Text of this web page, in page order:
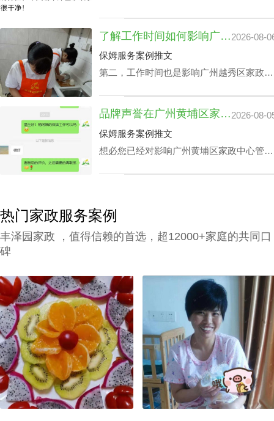
衣、准备饭菜、洗碗等家庭杂务，还可以抚
恤老人及家长接送，让志存高远的人专心致
志工作，那越秀区家政中心住家报价该如何
了解工作时间如何影响广州越秀区家政中心查询电话价格表及服务质量2026-08-
保姆服务案例推文
第二，工作时间也是影响广州越秀区家政中
整工作时间表，聘请的家政保洁要有高机动
性，而这家庭业主需要例常会影响广州越秀
区家政中心查询电话价格表。
品牌声誉在广州黄埔区家政中心管家服务价钱里的分量2026-08-
保姆服务案例推文
想必您已经对影响广州黄埔区家政中心管家
政中心应具备的综合素质。
热门家政服务案例
丰泽园家政 ，值得信赖的首选，超12000+家庭的共同口
碑